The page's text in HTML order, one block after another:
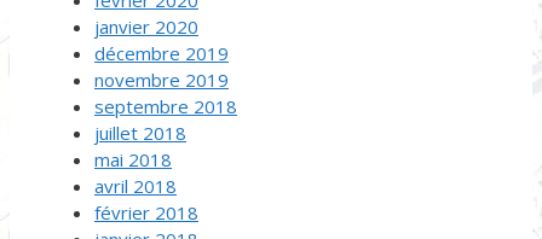
janvier 2020
décembre 2019
novembre 2019
septembre 2018
juillet 2018
mai 2018
avril 2018
février 2018